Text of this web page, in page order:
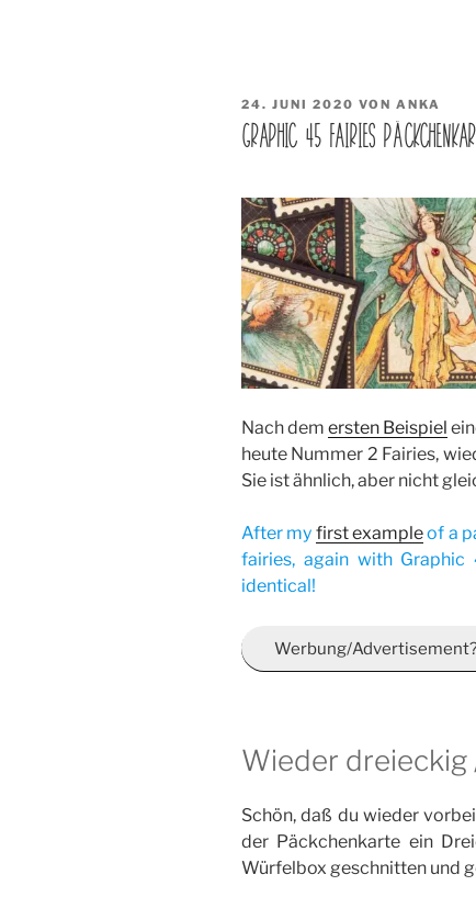
VERÖFFENTLICHT
AM
24. JUNI 2020 VON ANKA
GRAPHIC 45 FAIRIES
Nach demersten Beispiel
heute Nummer 2 Fairies,
Sie ist ähnlich, aber nicht
After my first exampleof a
fairies, again with
identical!
Werbung/
Wieder dreieckig
Schön, daß du wieder
der Päckchenkarte ein
Würfelbox geschnitten und